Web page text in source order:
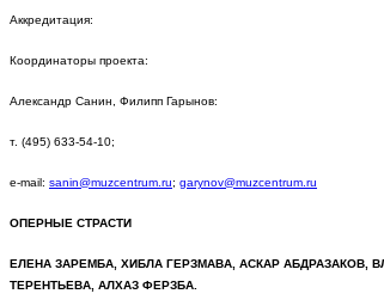
Аккредитация:
Координаторы проекта:
Александр Санин, Филипп Гарынов:
т. (495) 633-54-10;
e-mail: sanin@muzcentrum.ru; garynov@muzcentrum.ru
ОПЕРНЫЕ СТРАСТИ
ЕЛЕНА ЗАРЕМБА, ХИБЛА ГЕРЗМАВА, АСКАР АБДРАЗАКОВ,
ТЕРЕНТЬЕВА, АЛХАЗ ФЕРЗБА.